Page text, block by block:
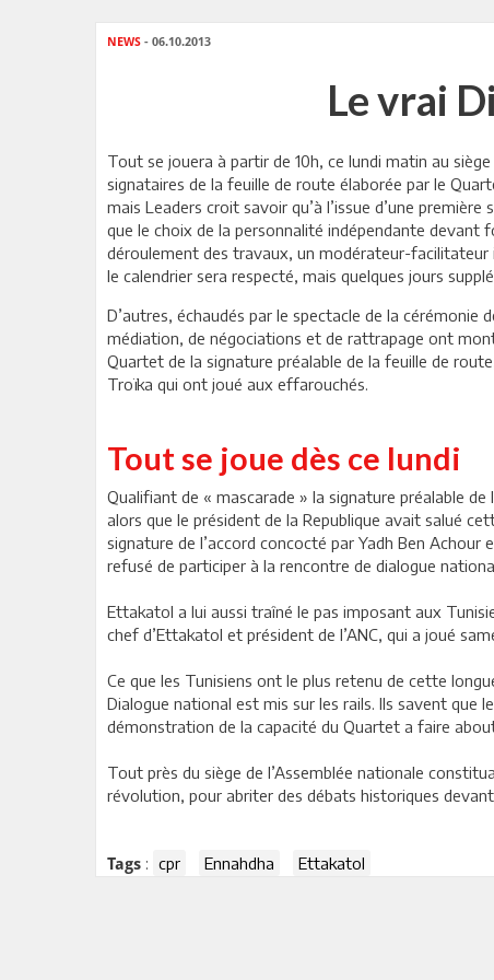
NEWS - 06.10.2013
Le vrai
Tout se jouera à partir de 10h, ce lundi matin au
signataires de la feuille de route élaborée par le
mais Leaders croit savoir qu’à l’issue d’une
que le choix de la personnalité indépendante devant
déroulement des travaux, un modérateur-facilitateur
le calendrier sera respecté, mais quelques jours
D’autres, échaudés par le spectacle de la
médiation, de négociations et de rattrapage ont
Quartet de la signature préalable de la feuille de
Troïka qui ont joué aux effarouchés.
Tout se joue dès ce lundi
Qualifiant de « mascarade » la signature préalable
alors que le président de la Republique avait salué
signature de l’accord concocté par Yadh Ben
refusé de participer à la rencontre de dialogue
Ettakatol a lui aussi traîné le pas imposant aux
chef d’Ettakatol et président de l’ANC, qui a joué
Ce que les Tunisiens ont le plus retenu de cette
Dialogue national est mis sur les rails. Ils savent que
démonstration de la capacité du Quartet a faire
Tout près du siège de l’Assemblée nationale
révolution, pour abriter des débats historiques
Tags : cpr Ennahdha Ettakatol